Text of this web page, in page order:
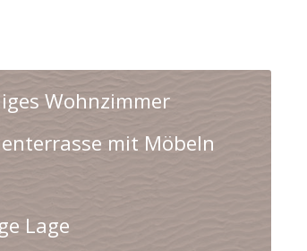
Wohnzimmer
mit Möbeln
Lage